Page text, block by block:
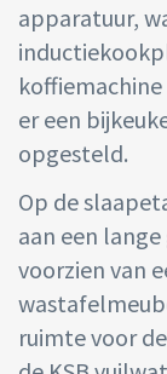
apparatuur,
koffiemachine
er een
opgesteld.
Op de
aan een
voorzien van
ruimte voor